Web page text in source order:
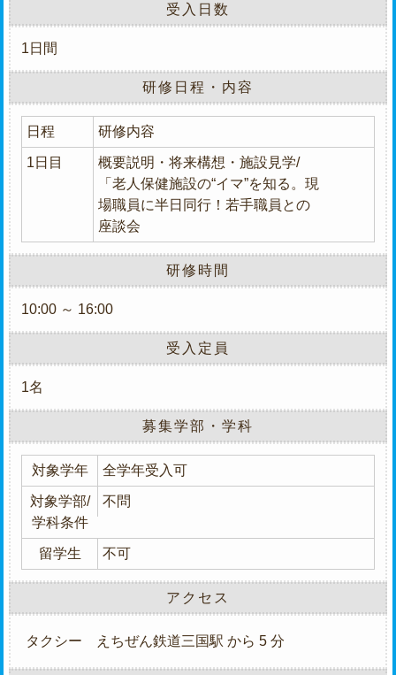
受入日数
1日間
研修日程・内容
日程 研修内容
1日目
概要説明・将来構想・施設⾒学/
「⽼⼈保健施設の“イマ”を知る。現
場職員に半⽇同行！若手職員との
座談会
研修時間
10:00 ～ 16:00
受入定員
1名
募集学部・学科
対象学年 全学年受入可
対象学部/
学科条件
不問
留学生 不可
アクセス
タクシー えちぜん鉄道三国駅 から 5 分